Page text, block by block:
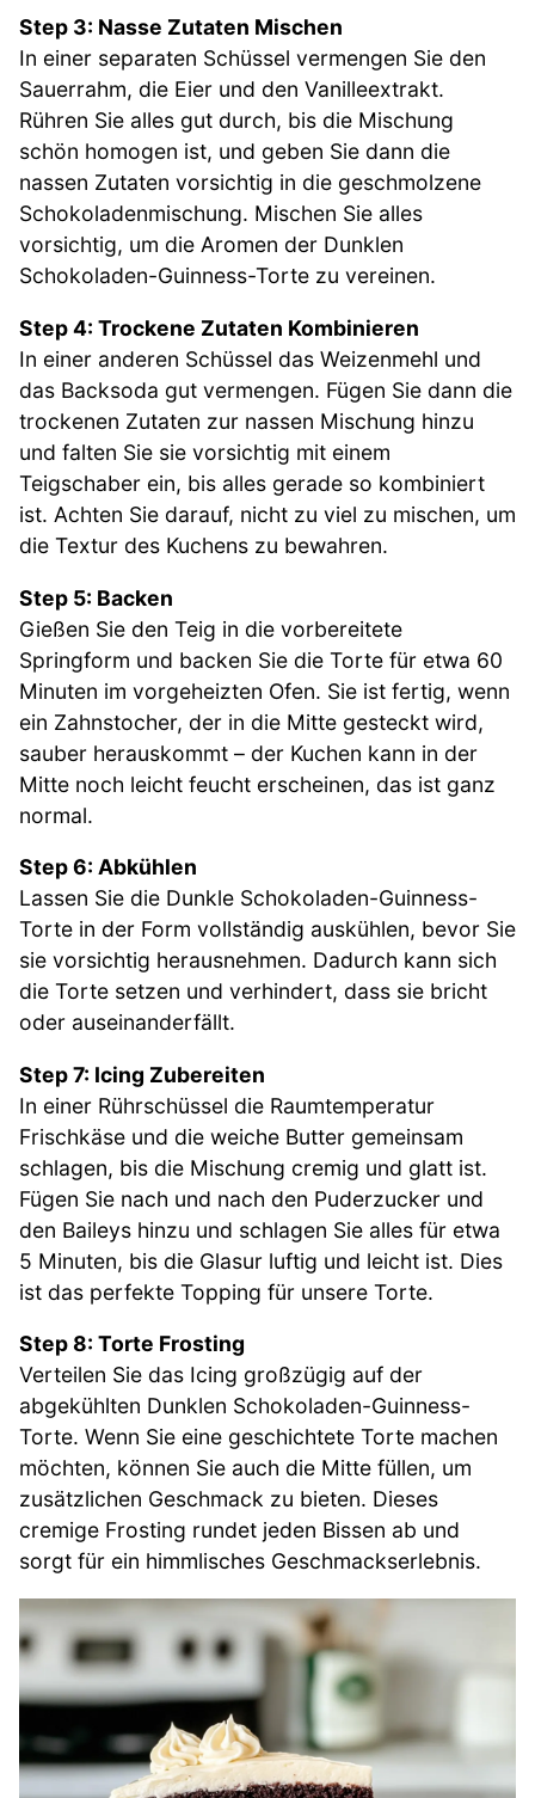
Step 3: Nasse Zutaten Mischen
In einer separaten Schüssel vermengen Sie den
Sauerrahm, die Eier und den Vanilleextrakt.
Rühren Sie alles gut durch, bis die Mischung
schön homogen ist, und geben Sie dann die
nassen Zutaten vorsichtig in die geschmolzene
Schokoladenmischung. Mischen Sie alles
vorsichtig, um die Aromen der Dunklen
Schokoladen-Guinness-Torte zu vereinen.
Step 4: Trockene Zutaten Kombinieren
In einer anderen Schüssel das Weizenmehl und
das Backsoda gut vermengen. Fügen Sie dann die
trockenen Zutaten zur nassen Mischung hinzu
und falten Sie sie vorsichtig mit einem
Teigschaber ein, bis alles gerade so kombiniert
ist. Achten Sie darauf, nicht zu viel zu mischen, um
die Textur des Kuchens zu bewahren.
Step 5: Backen
Gießen Sie den Teig in die vorbereitete
Springform und backen Sie die Torte für etwa 60
Minuten im vorgeheizten Ofen. Sie ist fertig, wenn
ein Zahnstocher, der in die Mitte gesteckt wird,
sauber herauskommt – der Kuchen kann in der
Mitte noch leicht feucht erscheinen, das ist ganz
normal.
Step 6: Abkühlen
Lassen Sie die Dunkle Schokoladen-Guinness-
Torte in der Form vollständig auskühlen, bevor Sie
sie vorsichtig herausnehmen. Dadurch kann sich
die Torte setzen und verhindert, dass sie bricht
oder auseinanderfällt.
Step 7: Icing Zubereiten
In einer Rührschüssel die Raumtemperatur
Frischkäse und die weiche Butter gemeinsam
schlagen, bis die Mischung cremig und glatt ist.
Fügen Sie nach und nach den Puderzucker und
den Baileys hinzu und schlagen Sie alles für etwa
5 Minuten, bis die Glasur luftig und leicht ist. Dies
ist das perfekte Topping für unsere Torte.
Step 8: Torte Frosting
Verteilen Sie das Icing großzügig auf der
abgekühlten Dunklen Schokoladen-Guinness-
Torte. Wenn Sie eine geschichtete Torte machen
möchten, können Sie auch die Mitte füllen, um
zusätzlichen Geschmack zu bieten. Dieses
cremige Frosting rundet jeden Bissen ab und
sorgt für ein himmlisches Geschmackserlebnis.